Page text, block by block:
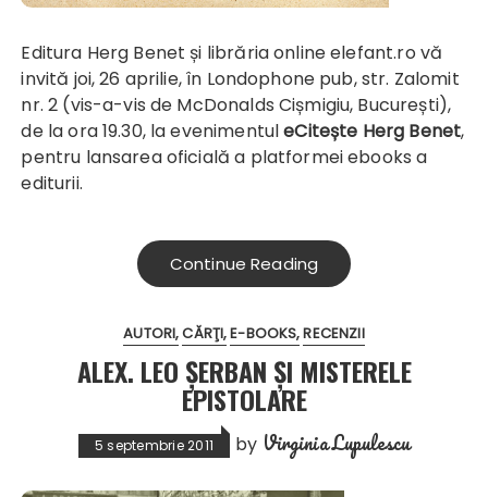
Editura Herg Benet și librăria online elefant.ro vă
invită joi, 26 aprilie, în Londophone pub, str. Zalomit
nr. 2 (vis-a-vis de McDonalds Cișmigiu, București),
de la ora 19.30, la evenimentuleCitește Herg Benet,
pentru lansarea oficială a platformei ebooks a
editurii.
Continue Reading
AUTORI CĂRŢI E-BOOKS RECENZII
ALEX. LEO ŞERBAN ȘI MISTERELE
EPISTOLARE
5 septembrie 2011 by Virginia Lupulescu